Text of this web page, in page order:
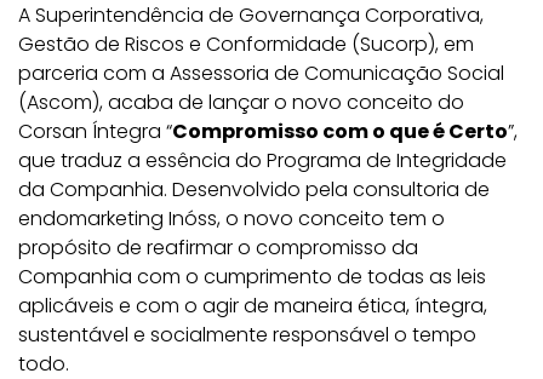
A Superintendência de Governança Corporativa,
Gestão de Riscos e Conformidade (Sucorp), em
parceria com a Assessoria de Comunicação Social
(Ascom), acaba de lançar o novo conceito do
Corsan Íntegra “Compromisso com o que é Certo”,
que traduz a essência do Programa de Integridade
da Companhia. Desenvolvido pela consultoria de
endomarketing Inóss, o novo conceito tem o
propósito de reafirmar o compromisso da
Companhia com o cumprimento de todas as leis
aplicáveis e com o agir de maneira ética, íntegra,
sustentável e socialmente responsável o tempo
todo.